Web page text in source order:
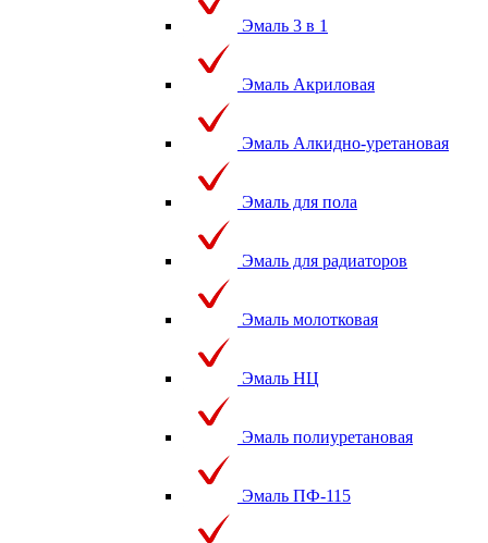
Эмаль 3 в 1
Эмаль Акриловая
Эмаль Алкидно-уретановая
Эмаль для пола
Эмаль для радиаторов
Эмаль молотковая
Эмаль НЦ
Эмаль полиуретановая
Эмаль ПФ-115